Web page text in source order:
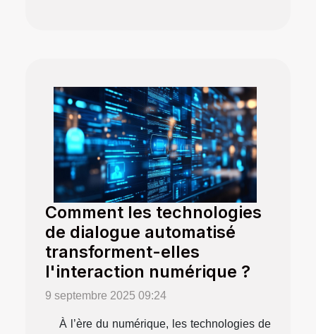
Comment les technologies
de dialogue automatisé
transforment-elles
l'interaction numérique ?
9 septembre 2025 09:24
À l’ère du numérique, les technologies de